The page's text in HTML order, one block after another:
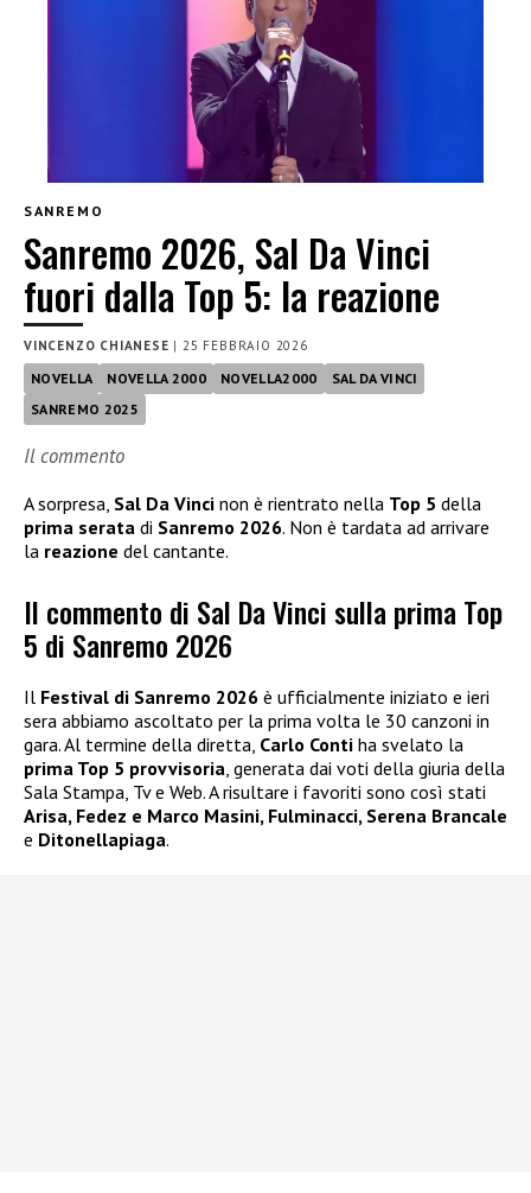
SANREMO
Sanremo 2026, Sal Da Vinci
fuori dalla Top 5: la reazione
VINCENZO CHIANESE | 25 FEBBRAIO 2026
NOVELLA NOVELLA 2000 NOVELLA2000
SAL DA VINCI
SANREMO 2025
Il commento
A sorpresa, Sal Da Vinci non è rientrato nella Top 5 della
prima serata di Sanremo 2026. Non è tardata ad arrivare
la reazione del cantante.
Il commento di Sal Da Vinci sulla prima Top
5 di Sanremo 2026
Il Festival di Sanremo 2026 è ufficialmente iniziato e ieri
sera abbiamo ascoltato per la prima volta le 30 canzoni in
gara. Al termine della diretta, Carlo Conti ha svelato la
prima Top 5 provvisoria , generata dai voti della giuria della
Sala Stampa, Tv e Web. A risultare i favoriti sono così stati
Arisa, Fedez e Marco Masini, Fulminacci, Serena Brancale
e Ditonellapiaga.